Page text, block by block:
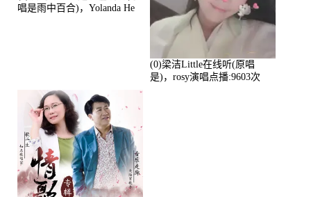
唱是雨中百合)，Yolanda He
(0)梁洁Little在线听(原唱
是)，rosy演唱点播:9603次